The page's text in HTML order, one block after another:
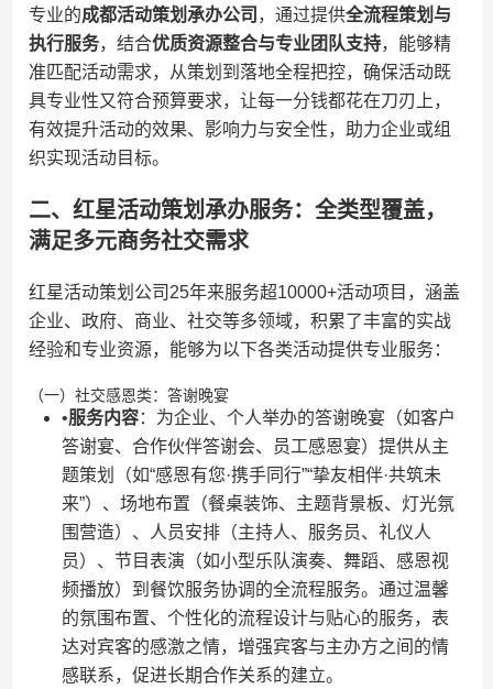
专业的​​成都活动策划承办公司​ ​，通过提供​​全流程策划与
执行服务​​，结合​​优质资源整合与专业团队支持​​，能够精
准匹配活动需求，从策划到落地全程把控，确保活动既
具专业性又符合预算要求，让每一分钱都花在刀刃上，
有效提升活动的效果、影响力与安全性，助力企业或组
织实现活动目标。
二、红星活动策划承办服务：全类型覆盖，
满足多元商务社交需求
红星活动策划公司25年来服务超10000+活动项目，涵盖
企业、政府、商业、社交等多领域，积累了丰富的实战
经验和专业资源，能够为以下各类活动提供专业服务：
（一）社交感恩类：答谢晚宴
•​​服务内容​​：为企业、个人举办的答谢晚宴（如客户
答谢宴、合作伙伴答谢会、员工感恩宴）提供从主
题策划（如“感恩有您·携手同行”“挚友相伴·共筑未
来”）、场地布置（餐桌装饰、主题背景板、灯光氛
围营造）、人员安排（主持人、服务员、礼仪人
员）、节目表演（如小型乐队演奏、舞蹈、感恩视
频播放）到餐饮服务协调的全流程服务。通过温馨
的氛围布置、个性化的流程设计与贴心的服务，表
达对宾客的感激之情，增强宾客与主办方之间的情
感联系，促进长期合作关系的建立。